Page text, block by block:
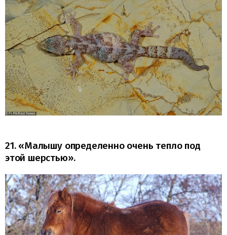
21. «Малышу определенно очень тепло под
этой шерстью».